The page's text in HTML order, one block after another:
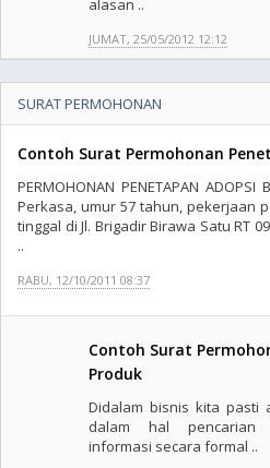
alasan ..
JUMAT, 25/05/2012 12:12
SURAT PERMOHONAN
Contoh Surat Permohonan
PERMOHONAN PENETAPAN
Perkasa, umur 57 tahun, pekerjaan
tinggal di Jl. Brigadir Birawa Satu RT
..
RABU, 12/10/2011 08:37
Contoh Surat
Produk
Didalam bisnis kita pasti
dalam hal pencarian
informasi secara formal ..